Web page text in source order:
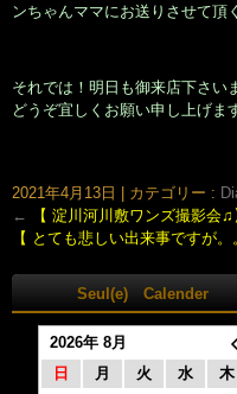
ンちゃんママにお送りさせて頂
それでは！明日も御来店下さい
どうぞ宜しくお願い申し上げま
2021年4月13日 カテゴリー :
←
【 淀川河川敷ワンズ撮影会♫
【 とても悲しい出来事ですが。
Seul(e) Calender
2026年 8月
日
月 火 水 木